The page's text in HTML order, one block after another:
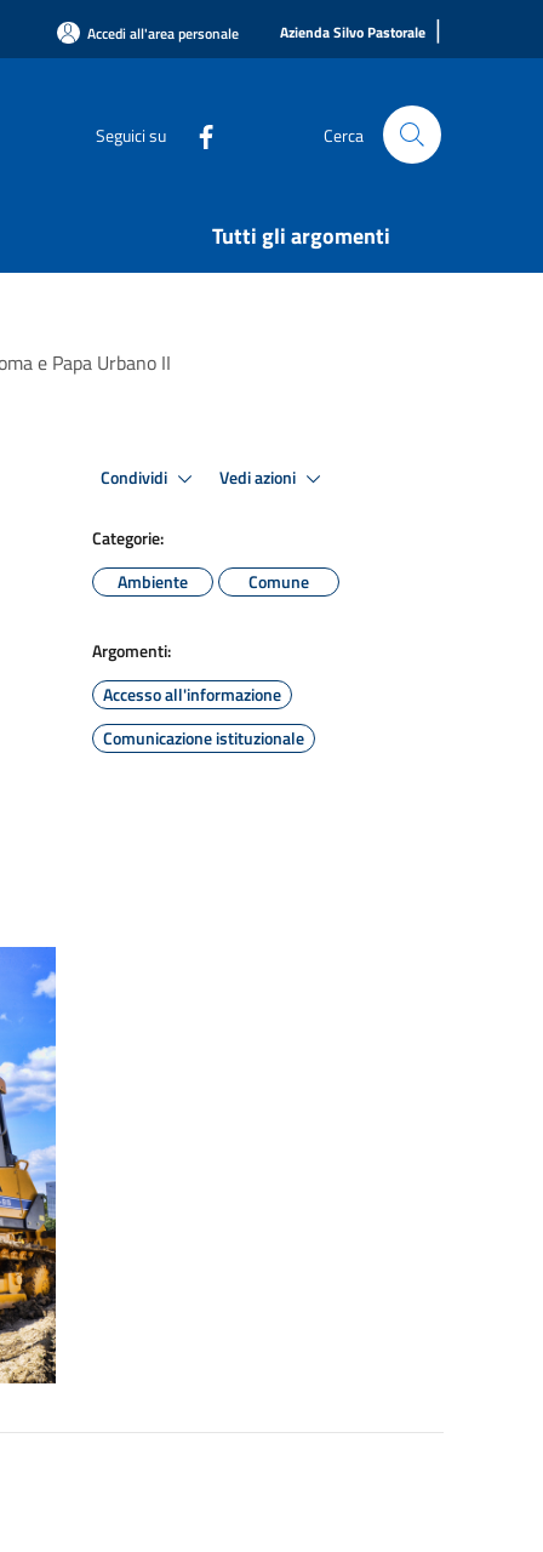
Accedi all'area personale Azienda Silvo Pastorale |
Seguici su Cerca
Tutti gli argomenti
e Papa Urbano II
Condividi Vedi azioni
Categorie:
Ambiente
Comune
Argomenti:
Accesso all'informazione
Comunicazione istituzionale